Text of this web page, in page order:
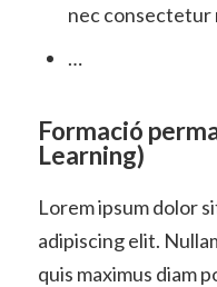
nec consectetur
…
Formació
Learning)
Lorem ipsum dolor
adipiscing elit.
quis maximus diam